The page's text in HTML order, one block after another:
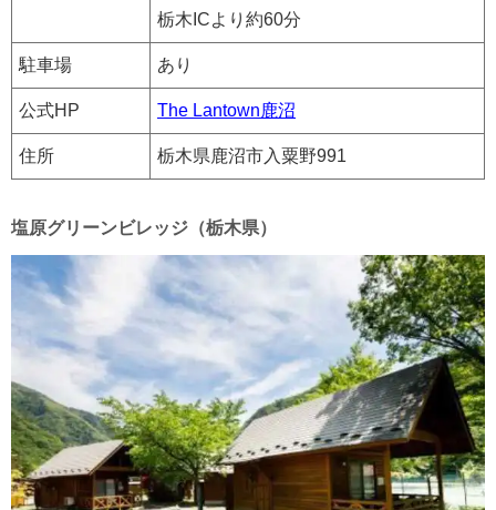
栃木ICより約60分
駐車場 あり
公式HP The Lantown鹿沼
住所 栃木県鹿沼市入粟野991
塩原グリーンビレッジ（栃木県）